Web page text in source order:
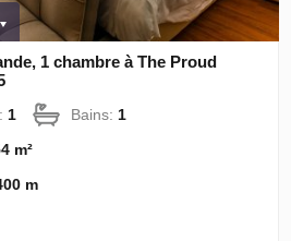
1 chambre à The Proud
1 Bains:1
m²
m